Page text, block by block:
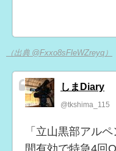
（出典 @Fxxo8sFleWZreyq）
しまDiary
@tkshima_115
「立山黒部アル
間有効で特急4回